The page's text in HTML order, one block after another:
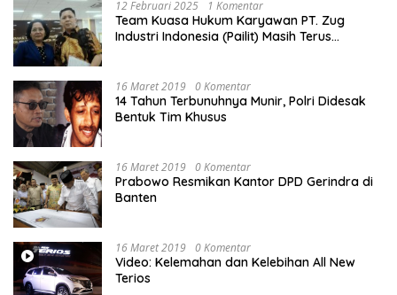
12 Februari 2025 1 Komentar
Team Kuasa Hukum Karyawan PT. Zug
Industri Indonesia (Pailit) Masih Terus
16 Maret 2019 0 Komentar
14 Tahun Terbunuhnya Munir, Polri Didesak
Bentuk Tim Khusus
16 Maret 2019 0 Komentar
Prabowo Resmikan Kantor DPD Gerindra di
Banten
16 Maret 2019 0 Komentar
Video: Kelemahan dan Kelebihan All New
Terios